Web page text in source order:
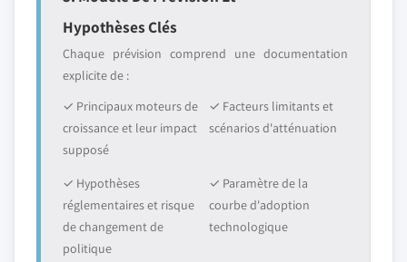
Hypothèses Clés
Chaque prévision comprend une documentation
explicite de :
✓ Principaux moteurs de
croissance et leur impact
supposé
✓ Facteurs limitants et
scénarios d'atténuation
✓ Hypothèses
réglementaires et risque
de changement de
politique
✓ Paramètre de la
courbe d'adoption
technologique